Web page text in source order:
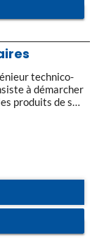
technico-
à démarcher
produits de sa
les
les